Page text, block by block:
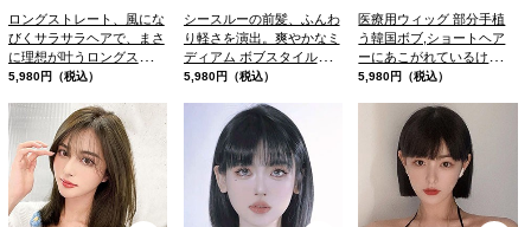
ロングストレート、風にな
びくサラサラヘアで、まさ
に理想が叶うロングスタイ
ル、ボディラインも綺麗に
5,980円（税込）
シースルーの前髪、ふんわ
り軽さを演出。爽やかなミ
ディアム ボブスタイルで
す。まるで優しい風をまと
5,980円（税込）
医療用ウィッグ 部分手植
う韓国ボブ,ショートヘア
ーにあこがれているけど、
短くするには踏み出せない
5,980円（税込）